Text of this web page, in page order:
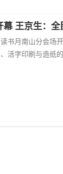
王京生：全
书月南山分会场
活字印刷与造纸